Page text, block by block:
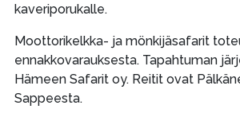
kaveriporukalle.
Moottorikelkka- ja mönkijäsafarit
ennakkovarauksesta. Tapahtuman
Hämeen Safarit oy. Reitit ovat
Sappeesta.